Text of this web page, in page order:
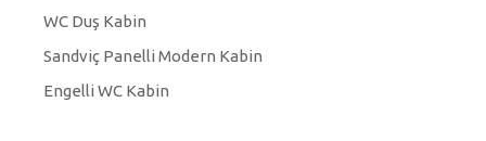
WC Duş Kabin
Sandviç Panelli Modern Kabin
Engelli WC Kabin